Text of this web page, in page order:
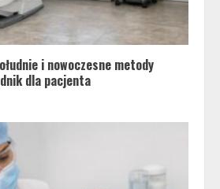
i nowoczesne metody
dla pacjenta